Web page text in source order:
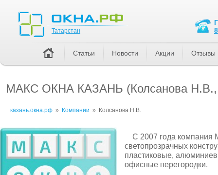
МАКС ОКНА КАЗАНЬ (Колсанова
казань.окна.рф » Компании » Колсанова Н.В.
С 2007 года компания
светопрозрачных
пластиковые,
офисные перегородки.
Татарстан
Статьи Новости Акции Отзывы